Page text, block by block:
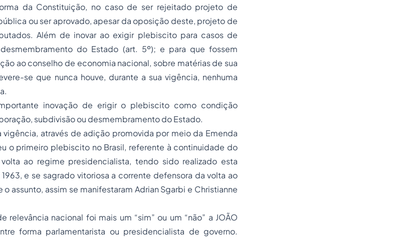
da Constituição, no caso de ser rejeitado projeto de
ou ser aprovado, apesar da oposição deste, projeto de
Além de inovar ao exigir plebiscito para casos de
do Estado (art. 5º); e para que fossem
ao conselho de economia nacional, sobre matérias de sua
se que nunca houve, durante a sua vigência, nenhuma
inovação de erigir o plebiscito como condição
subdivisão ou desmembramento do Estado.
vigência, através de adição promovida por meio da Emenda
o primeiro plebiscito no Brasil, referente à continuidade do
ao regime presidencialista, tendo sido realizado esta
e se sagrado vitoriosa a corrente defensora da volta ao
assunto, assim se manifestaram Adrian Sgarbi e Christianne
nacional foi mais um “sim” ou um “não” a JOÃO
forma parlamentarista ou presidencialista de governo.